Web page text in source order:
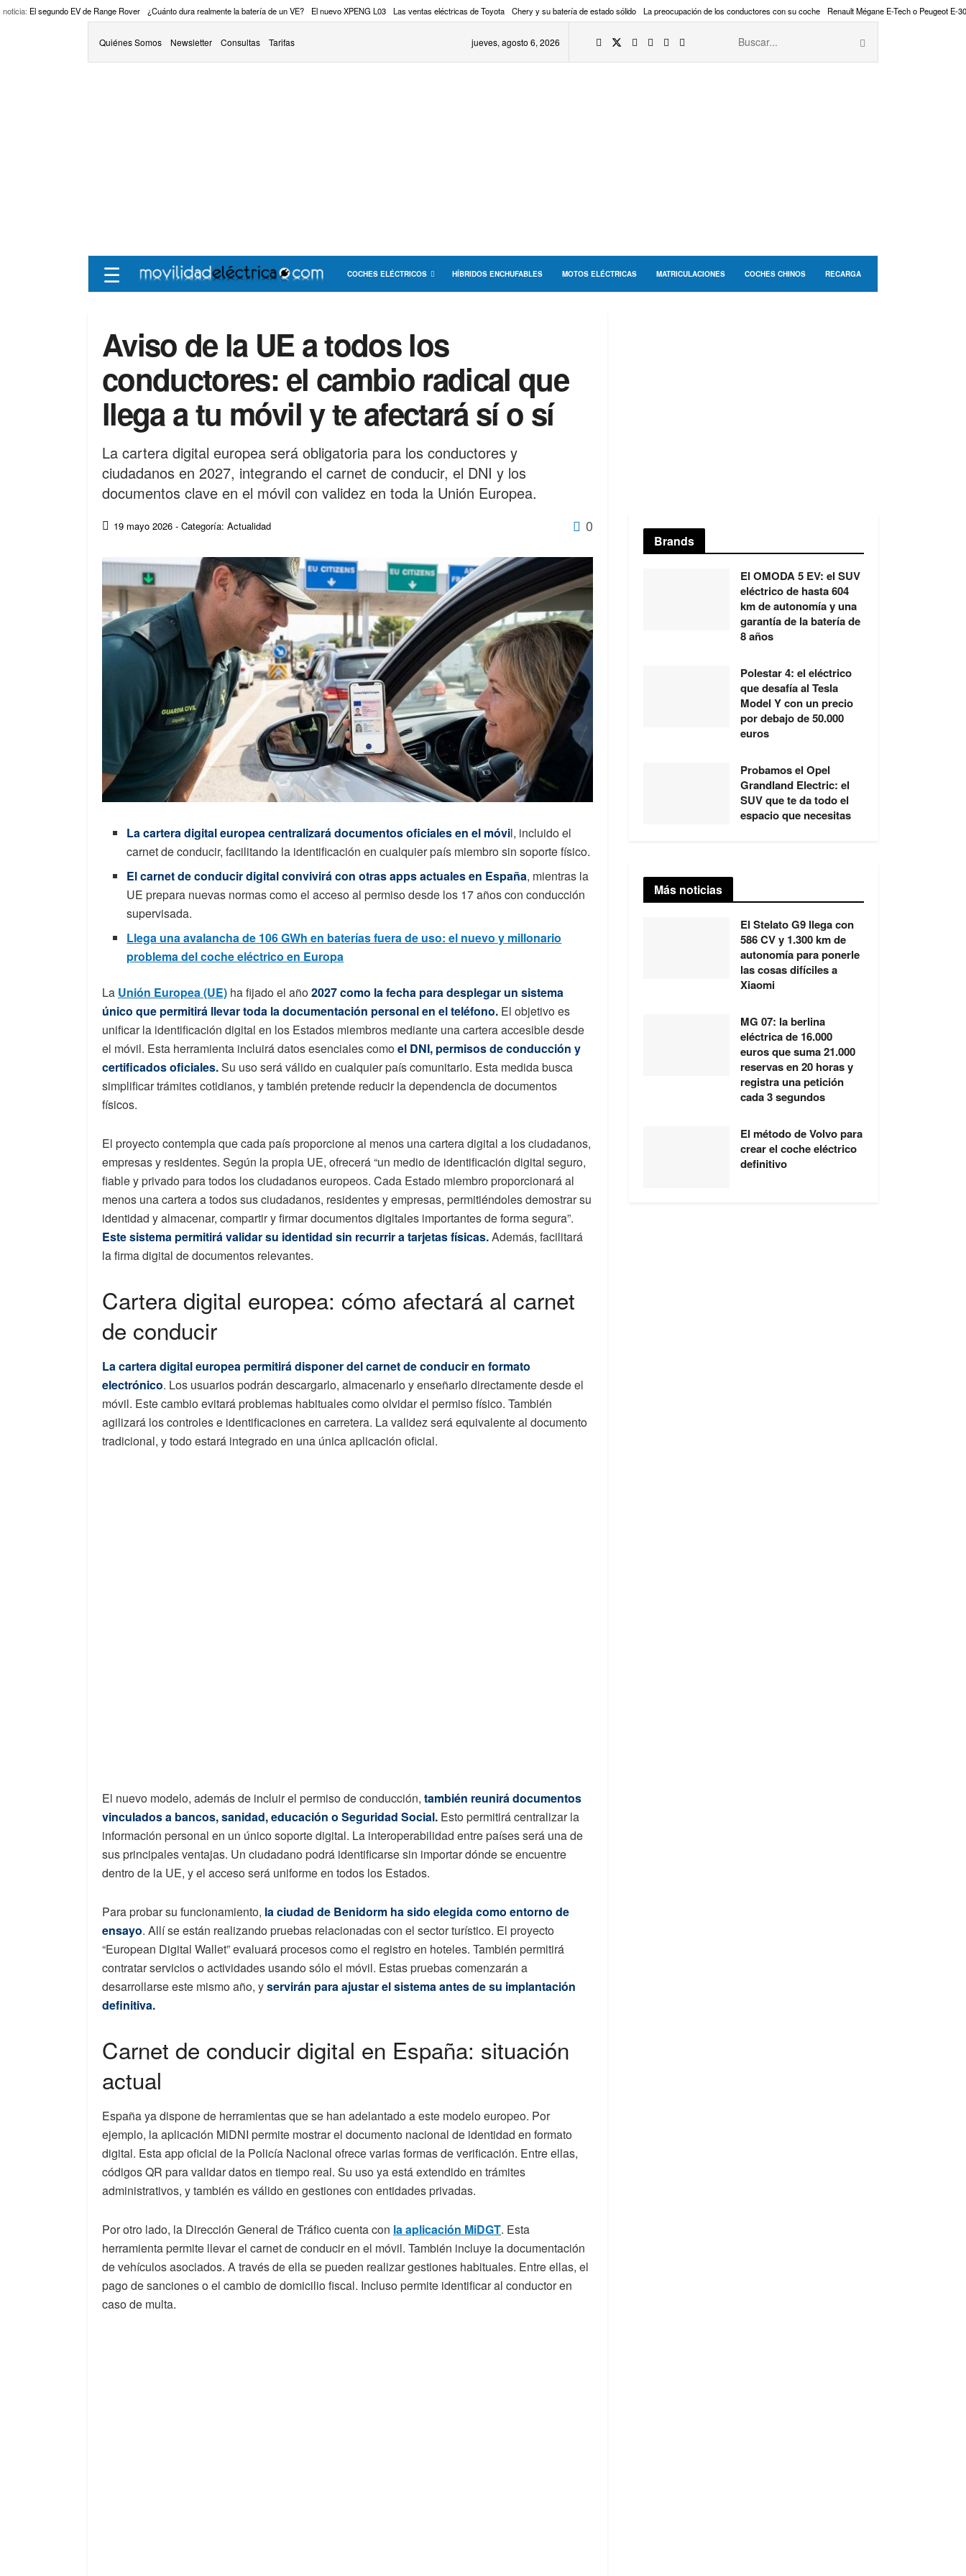
noticia: El segundo EV de Range Rover ¿Cuánto dura realmente la batería de un VE? El nuevo XPENG L03 Las ventas eléctricas de Toyota Chery y su batería de estado sólido La preocupación de los conductores con su coche Renault Mégane E-Tech o Peugeot E-
Quiénes Somos Newsletter Consultas Tarifas jueves, agosto 6, 2026
☰ COCHES ELÉCTRICOS HÍBRIDOS ENCHUFABLES MOTOS ELÉCTRICAS MATRICULACIONES COCHES CHINOS RECARGA
Aviso de la UE a todos los
conductores: el cambio radical que
llega a tu móvil y te afectará sí o sí
La cartera digital europea será obligatoria para los conductores y
ciudadanos en 2027, integrando el carnet de conducir, el DNI y los
documentos clave en el móvil con validez en toda la Unión Europea.
19 mayo 2026 - Categoría: Actualidad 0
La cartera digital europea centralizará documentos oficiales en el móvil, incluido el
carnet de conducir, facilitando la identificación en cualquier país miembro sin soporte físico.
El carnet de conducir digital convivirá con otras apps actuales en España, mientras la
UE prepara nuevas normas como el acceso al permiso desde los 17 años con conducción
supervisada.
Llega una avalancha de 106 GWh en baterías fuera de uso: el nuevo y millonario
problema del coche eléctrico en Europa
La Unión Europea (UE) ha fijado el año2027 como la fecha para desplegar un sistema
único que permitirá llevar toda la documentación personal en el teléfono. El objetivo es
unificar la identificación digital en los Estados miembros mediante una cartera accesible desde
el móvil. Esta herramienta incluirá datos esenciales comoel DNI, permisos de conducción y
certificados oficiales.Su uso será válido en cualquier país comunitario. Esta medida busca
simplificar trámites cotidianos, y también pretende reducir la dependencia de documentos
físicos.
El proyecto contempla que cada país proporcione al menos una cartera digital a los ciudadanos,
empresas y residentes. Según la propia UE, ofrecerá “un medio de identificación digital seguro,
fiable y privado para todos los ciudadanos europeos. Cada Estado miembro proporcionará al
menos una cartera a todos sus ciudadanos, residentes y empresas, permitiéndoles demostrar su
identidad y almacenar, compartir y firmar documentos digitales importantes de forma segura”.
Este sistema permitirá validar su identidad sin recurrir a tarjetas físicas.Además, facilitará
la firma digital de documentos relevantes.
Cartera digital europea: cómo afectará al carnet
de conducir
La cartera digital europea permitirá disponer del carnet de conducir en formato
electrónico. Los usuarios podrán descargarlo, almacenarlo y enseñarlo directamente desde el
móvil. Este cambio evitará problemas habituales como olvidar el permiso físico. También
agilizará los controles e identificaciones en carretera. La validez será equivalente al documento
tradicional, y todo estará integrado en una única aplicación oficial.
El nuevo modelo, además de incluir el permiso de conducción, también reunirá documentos
vinculados a bancos, sanidad, educación o Seguridad Social. Esto permitirá centralizar la
información personal en un único soporte digital. La interoperabilidad entre países será una de
sus principales ventajas. Un ciudadano podrá identificarse sin importar dónde se encuentre
dentro de la UE, y el acceso será uniforme en todos los Estados.
Para probar su funcionamiento, la ciudad de Benidorm ha sido elegida como entorno de
ensayo. Allí se están realizando pruebas relacionadas con el sector turístico. El proyecto
“European Digital Wallet” evaluará procesos como el registro en hoteles. También permitirá
contratar servicios o actividades usando sólo el móvil. Estas pruebas comenzarán a
desarrollarse este mismo año, yservirán para ajustar el sistema antes de su implantación
definitiva.
Carnet de conducir digital en España: situación
actual
España ya dispone de herramientas que se han adelantado a este modelo europeo. Por
ejemplo, la aplicación MiDNI permite mostrar el documento nacional de identidad en formato
digital. Esta app oficial de la Policía Nacional ofrece varias formas de verificación. Entre ellas,
códigos QR para validar datos en tiempo real. Su uso ya está extendido en trámites
administrativos, y también es válido en gestiones con entidades privadas.
Por otro lado, la Dirección General de Tráfico cuenta con la aplicación MiDGT. Esta
herramienta permite llevar el carnet de conducir en el móvil. También incluye la documentación
de vehículos asociados. A través de ella se pueden realizar gestiones habituales. Entre ellas, el
pago de sanciones o el cambio de domicilio fiscal. Incluso permite identificar al conductor en
caso de multa.
Brands
El OMODA 5 EV: el SUV
eléctrico de hasta 604
km de autonomía y una
garantía de la batería de
8 años
Polestar 4: el eléctrico
que desafía al Tesla
Model Y con un precio
por debajo de 50.000
euros
Probamos el Opel
Grandland Electric: el
SUV que te da todo el
espacio que necesitas
Más noticias
El Stelato G9 llega con
586 CV y 1.300 km de
autonomía para ponerle
las cosas difíciles a
Xiaomi
MG 07: la berlina
eléctrica de 16.000
euros que suma 21.000
reservas en 20 horas y
registra una petición
cada 3 segundos
El método de Volvo para
crear el coche eléctrico
definitivo